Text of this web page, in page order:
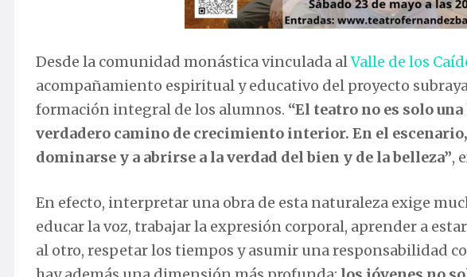
Desde la comunidad monástica vinculada alValle de los
acompañamiento espiritual y educativo del proyecto
formación integral de los alumnos. “El teatro no es solo
verdadero camino de crecimiento interior. En el
dominarse y a abrirse a la verdad del bien y de la belleza”,
En efecto, interpretar una obra de esta naturaleza exige
educar la voz, trabajar la expresión corporal, aprender a
al otro, respetar los tiempos y asumir una responsabilidad